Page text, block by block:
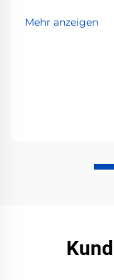
besten
Mehr anzeigen